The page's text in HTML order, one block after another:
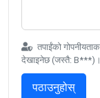
तपाईंको
देखाइनेछ (जस्तै: B***)।
पठाउनुहोस्